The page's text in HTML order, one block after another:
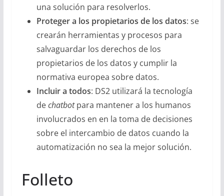
una solución para resolverlos.
Proteger a los propietarios de los datos: se
crearán herramientas y procesos para
salvaguardar los derechos de los
propietarios de los datos y cumplir la
normativa europea sobre datos.
Incluir a todos: DS2 utilizará la tecnología
dechatbotpara mantener a los humanos
involucrados en en la toma de decisiones
sobre el intercambio de datos cuando la
automatización no sea la mejor solución.
Folleto